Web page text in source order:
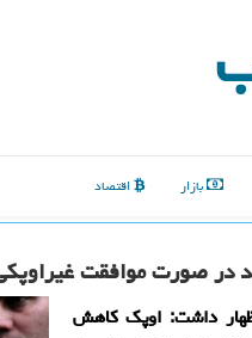
بازار اقتصاد
داشت: اوپك كاهش